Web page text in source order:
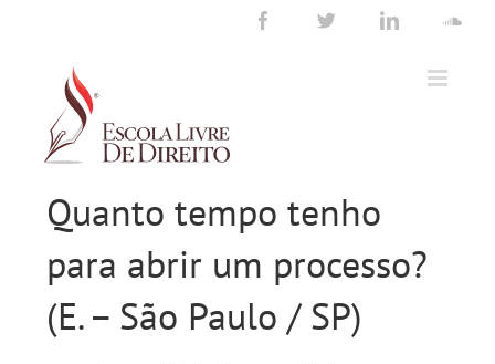
LinkedIn
Twitter
Facebook
Quanto tempo tenho
para abrir um processo?
(E. – São Paulo / SP)